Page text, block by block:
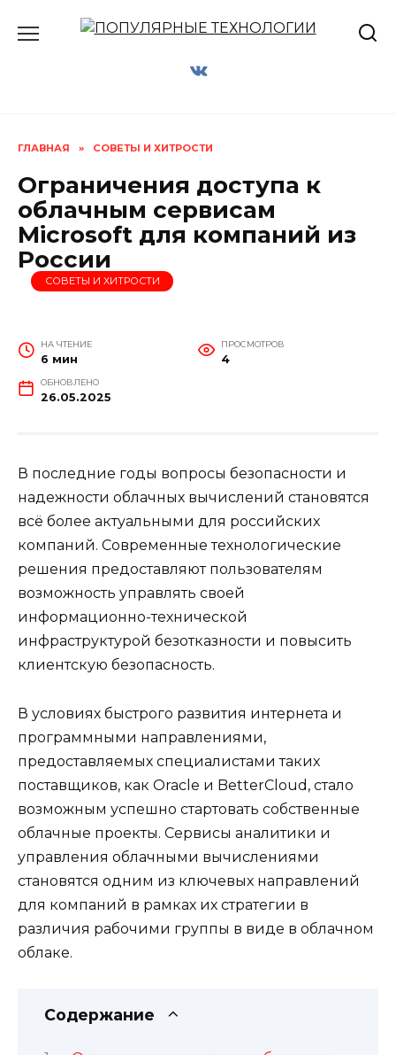
ГЛАВНАЯ » СОВЕТЫ И ХИТРОСТИ
Ограничения доступа к
облачным сервисам
Microsoft для компаний из
России
СОВЕТЫ И ХИТРОСТИ
НА ЧТЕНИЕ
6 мин
ПРОСМОТРОВ
4
ОБНОВЛЕНО
26.05.2025
В последние годы вопросы безопасности и
надежности облачных вычислений становятся
всё более актуальными для российских
компаний. Современные технологические
решения предоставляют пользователям
возможность управлять своей
информационно-технической
инфраструктурой безотказности и повысить
клиентскую безопасность.
В условиях быстрого развития интернета и
программными направлениями,
предоставляемых специалистами таких
поставщиков, как Oracle и BetterCloud, стало
возможным успешно стартовать собственные
облачные проекты. Сервисы аналитики и
управления облачными вычислениями
становятся одним из ключевых направлений
для компаний в рамках их стратегии в
различия рабочими группы в виде в облачном
облаке.
Содержание